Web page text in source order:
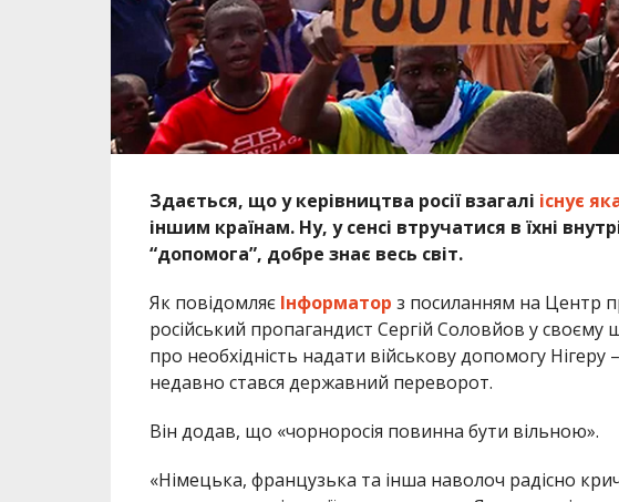
Здається, що у керівництва росії взагалі існує
іншим країнам. Ну, у сенсі втручатися в їхні
“допомога”, добре знає весь світ.
Як повідомляє Інформатор з посиланням на Центр
російський пропагандист Сергій Соловйов у своєму
про необхідність надати військову допомогу
недавно стався державний переворот.
Він додав, що «чорноросія повинна бути вільною».
«Німецька, французька та інша наволоч радісно